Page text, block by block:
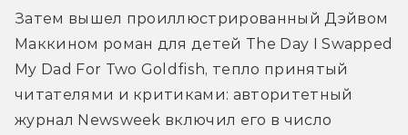
Затем вышел проиллюстрированный Дэйвом
Маккином роман для детей The Day I Swapped
My Dad For Two Goldfish, тепло принятый
читателями и критиками: авторитетный
журнал Newsweek включил его в число